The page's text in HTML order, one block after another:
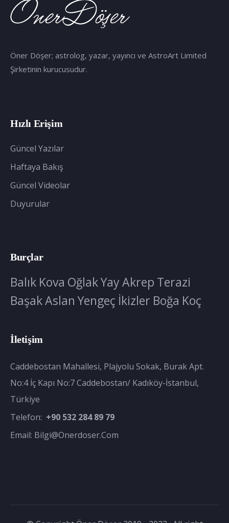
Öner Döşer; astrolog, yazar, yayıncı ve AstroArt Limited
Şirketinin kurucusudur.
Hızlı Erişim
Güncel Yazılar
Haftaya Bakış
Güncel Videolar
Duyurular
Burçlar
Balık Kova OğlakYayAkrep Terazi
BaşakAslan Yengeç İkizler Boğa Koç
İletişim
Caddebostan Mahallesi, Plajyolu Sokak, Burak Apt.
No:4 İç Kapı No:7 Caddebostan/ Kadıköy-İstanbul,
Türkiye
Telefon: +90 532 284 89 79
Email: Bilgi@onerdoser.com